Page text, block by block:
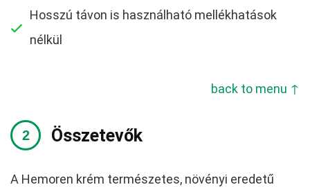
Hosszú távon is használható mellékhatások
nélkül
back to menu ↑
Összetevők
A Hemoren krém természetes, növényi eredetű